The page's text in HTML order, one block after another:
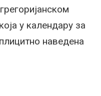
у календару за
наведена